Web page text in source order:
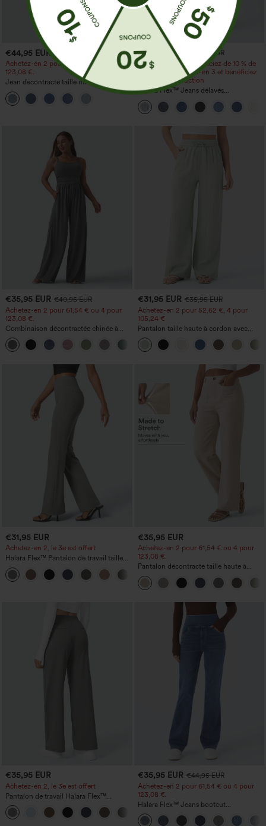
€44,95 EUR €49,95 EUR
Achetez-en 2 pour 61,54 € ou 4 pour
123,08 €.
Jean décontracté taille mi‑haute, à
cordon de serrage, avec poches
€44,95 EUR
€49,95 EUR
Achetez-en 2 et bénéficiez de 10 % de
réduction | Achetez-en 3 et bénéficiez
de 20 % de réduction
Halara Flex™ Jeans délavés
décontractés, coupe baggy à jambe
large, taille basse asymétrique, poches
zippées
€35,95 EUR €40,95 EUR
Achetez-en 2 pour 61,54 € ou 4 pour
123,08 €.
Combinaison décontractée chinée à
bretelles réglables, fronces et jambes
larges, avec poches — facile comme
tout
€31,95 EUR €35,95 EUR
Achetez-en 2 pour 52,62 €, 4 pour
105,24 €
Pantalon taille haute à cordon avec
poches, jambe large et coupe ample,
style décontracté, effet lin
€31,95 EUR
Achetez-en 2, le 3e est offert
Halara Flex™ Pantalon de travail taille
haute avec poche latérale arrière et
légère coupe évasée
€35,95 EUR
Achetez-en 2 pour 61,54 € ou 4 pour
123,08 €.
Pantalon décontracté taille haute à
jambe droite, effet lin, avec poches
€35,95 EUR
Achetez-en 2, le 3e est offert
Pantalon de travail Halara Flex™
DayStretch à taille haute, avec poches et
coupe droite
€35,95 EUR €44,95 EUR
Achetez-en 2 pour 61,54 € ou 4 pour
123,08 €.
Halara Flex™ Jeans bootcut
décontractés taille haute, effet délavé,
avec poches